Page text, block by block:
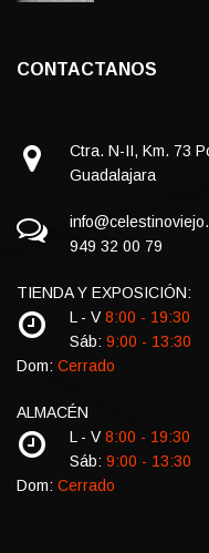
CONTACTANOS
Ctra. N-II, Km. 73
Guadalajara
949 32 00 79
TIENDA Y EXPOSICIÓN:
L - V 8:00 - 19:30
Sáb: 9:00 - 13:30
Dom: Cerrado
ALMACÉN
L - V 8:00 - 19:30
Sáb: 9:00 - 13:30
Dom: Cerrado